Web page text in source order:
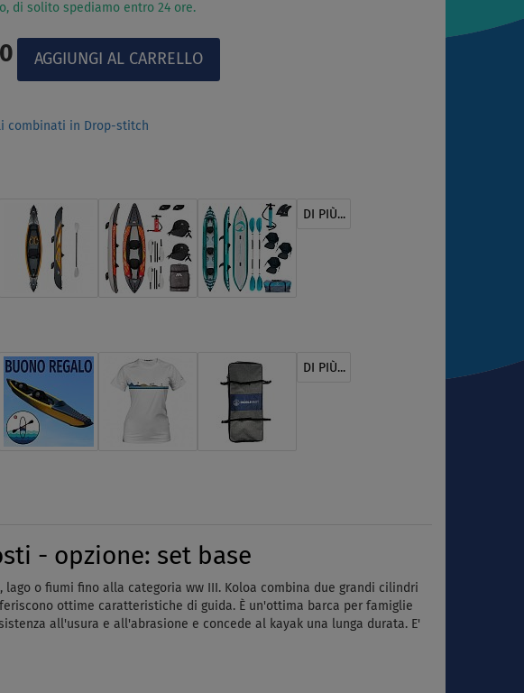
di solito spediamo entro 24 ore.
combinati in Drop-stitch
DI PIÙ...
DI PIÙ...
- opzione: set base
o fiumi fino alla categoria ww III. Koloa combina due grandi cilindri
ottime caratteristiche di guida. È un'ottima barca per famiglie
all'usura e all'abrasione e concede al kayak una lunga durata. E'